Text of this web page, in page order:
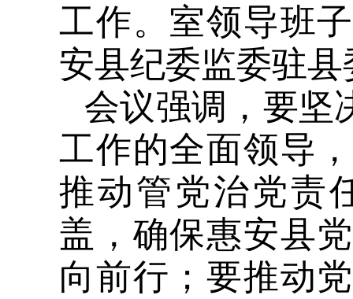
工作。室领导班
安县纪委监委驻
会议强调，要坚
工作的全面领导
推动管党治党责
盖，确保惠安县
向前行；要推动